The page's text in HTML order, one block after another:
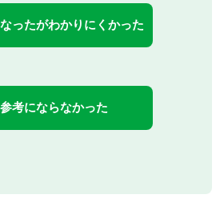
ったがわかりにくかった
参考にならなかった